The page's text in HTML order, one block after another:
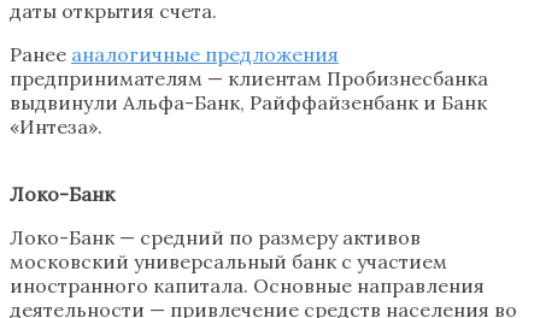
даты открытия счета.
Ранее аналогичные предложения
предпринимателям — клиентам Пробизнесбанка
выдвинули Альфа-Банк, Райффайзенбанк и Банк
«Интеза».
Локо-Банк
Локо-Банк — средний по размеру активов
московский универсальный банк с участием
иностранного капитала. Основные направления
деятельности — привлечение средств населения во